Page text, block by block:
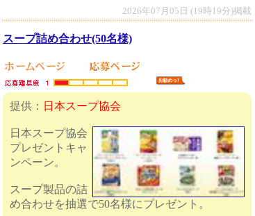
2026年07月05日 (19時19分)掲載
スープ詰め合わせ(50名様)
提供： 日本スープ協会
日本スープ協会
プレゼントキャ
ンペーン。
スープ製品の詰
め合わせを抽選で50名様にプレゼント。